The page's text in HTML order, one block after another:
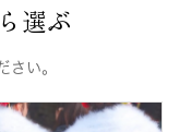
選ぶ
さい。